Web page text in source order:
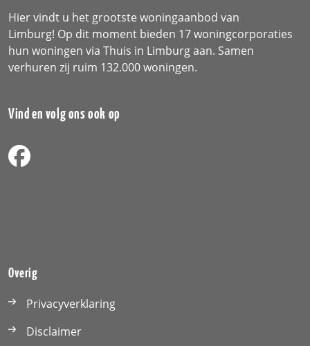
Over ons
Hier vindt u het grootste woningaanbod van
Limburg! Op dit moment bieden 17 woningcorporaties
hun woningen via Thuis in Limburg aan. Samen
verhuren zij ruim 132.000 woningen.
Vind en volg ons ook op
Overig
Privacyverklaring
Disclaimer